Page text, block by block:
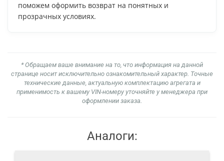
поможем оформить возврат на понятных и
прозрачных условиях.
* Обращаем ваше внимание на то, что информация на данной
странице носит исключительно ознакомительный характер. Точные
технические данные, актуальную комплектацию агрегата и
применимость к вашему VIN-номеру уточняйте у менеджера при
оформлении заказа.
Аналоги: